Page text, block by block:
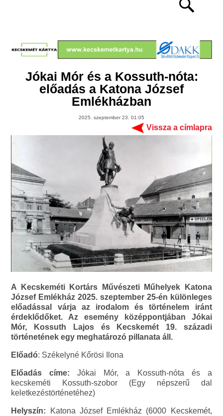
Jókai Mór és a Kossuth-nóta:
előadás a Katona József
Emlékházban
2025. szeptember 23. 01:05
Vissza a címlapra
A Kecskeméti Kortárs Művészeti Műhelyek Katona
József Emlékház 2025. szeptember 25-én különleges
előadással várja az irodalom és történelem iránt
érdeklődőket. Az esemény középpontjában Jókai
Mór, Kossuth Lajos és Kecskemét 19. századi
történetének egy meghatározó pillanata áll.
Előadó: Székelyné Kőrösi Ilona
Előadás címe: Jókai Mór, a Kossuth-nóta és a
kecskeméti Kossuth-szobor (Egy népszerű dal
keletkezéstörténetéhez)
Helyszín: Katona József Emlékház (6000 Kecskemét,